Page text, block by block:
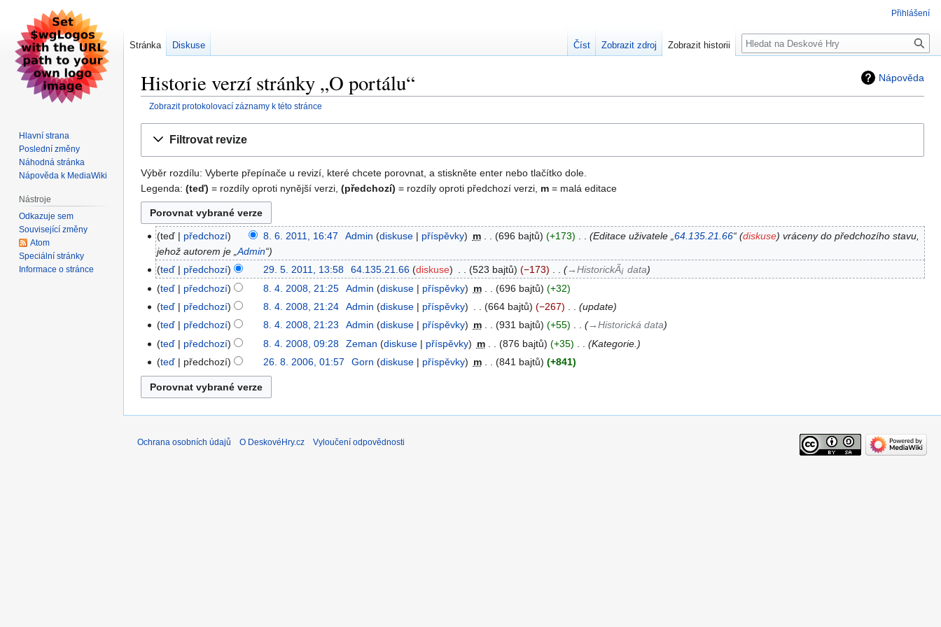
Nápověda
Historie verzí stránky „O portálu“
Zobrazit protokolovací záznamy k této stránce
Filtrovat revize
Výběr rozdílu: Vyberte přepínače u revizí, které chcete porovnat, a stiskněte enter nebo tlačítko dole.
Legenda: (teď) = rozdíly oproti nynější verzi, (předchozí) = rozdíly oproti předchozí verzi, m = malá editace
teď předchozí 8. 6. 2011, 16:47 Admin diskuse příspěvky m 696 bajtů +173 Editace uživatele „ 64.135.21.66“ (diskuse) vráceny do předchozího stavu,
jehož autorem je „Admin“
teď
předchozí 29. 5. 2011, 13:58 64.135.21.66 diskuse 523 bajtů −173
→‎HistorickÃ¡ data
teď
předchozí 8. 4. 2008, 21:25 Admin diskuse příspěvky m 696 bajtů
+32
teď
předchozí 8. 4. 2008, 21:24 Admin diskuse příspěvky 664 bajtů −267
update
teď
předchozí 8. 4. 2008, 21:23 Admin diskuse příspěvky m 931 bajtů +55
→‎Historická data
teď
předchozí 8. 4. 2008, 09:28 Zeman diskuse příspěvky m 876 bajtů +35
Kategorie.
teď
předchozí 26. 8. 2006, 01:57 Gorn diskuse příspěvky m 841 bajtů +841
Přihlášení
Stránka Diskuse Číst Zobrazit zdroj Zobrazit historii Hledat
Hlavní strana
Poslední změny
Náhodná stránka
Nápověda k MediaWiki
Nástroje
Odkazuje sem
Související změny
Atom
Speciální stránky
Informace o stránce
Ochrana osobních údajů O DeskovéHry.cz Vyloučení odpovědnosti